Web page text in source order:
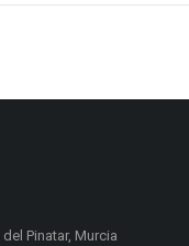
Pinatar, Murcia